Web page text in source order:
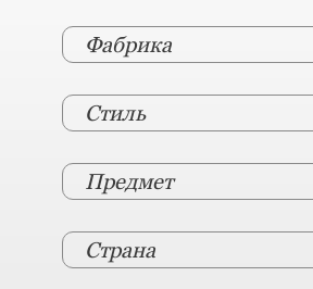
Фабрика
Стиль
Предмет
Страна